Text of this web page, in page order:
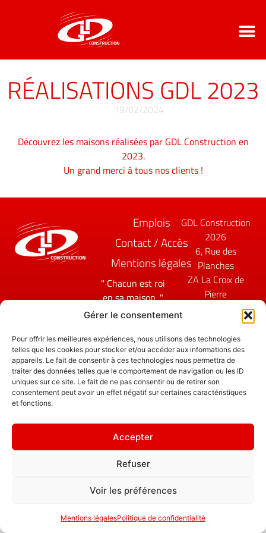
Gérer le consentement
Pour offrir les meilleures expériences, nous utilisons des technologies
telles que les cookies pour stocker et/ou accéder aux informations des
appareils. Le fait de consentir à ces technologies nous permettra de
traiter des données telles que le comportement de navigation ou les ID
uniques sur ce site. Le fait de ne pas consentir ou de retirer son
consentement peut avoir un effet négatif sur certaines caractéristiques
et fonctions.
Accepter
Refuser
Voir les préférences
Mentions légalesPolitique de confidentialité
RÉALISATIONS GDL 2023
19/02/2024
Découvrez les maisons réalisées par GDL Construction en
2023.
Un grand merci à tous nos clients !
Emplois
Contact / Accès
Mentions légales
" Chacun est roi
en sa maison. "
Politique de
GDL Construction
2026
6, Rue des
Planches
ZA La Croix de
Pierre
25580 ÉTALANS